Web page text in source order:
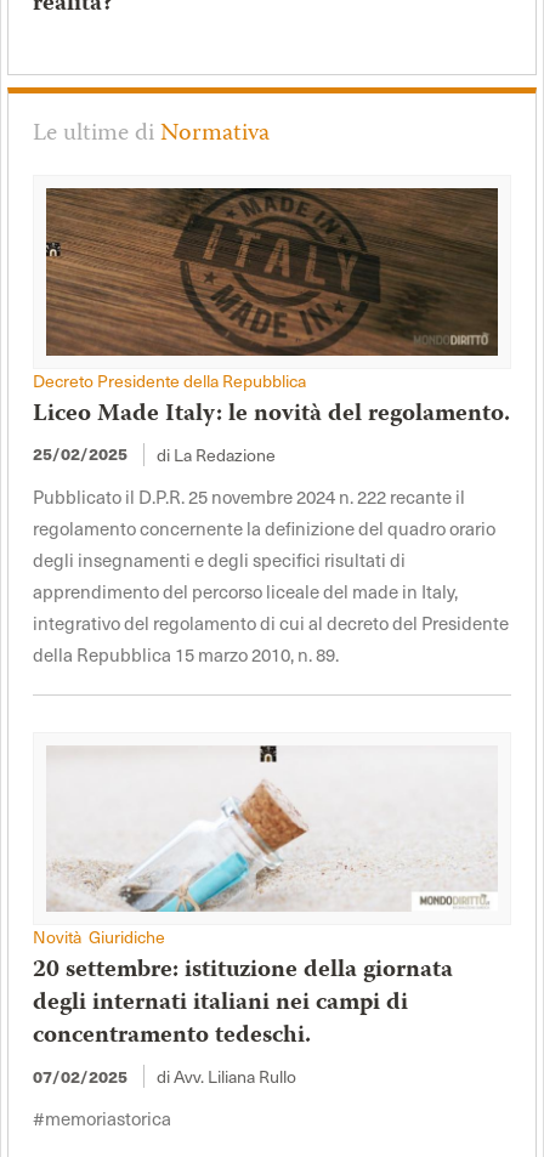
Le ultime diNormativa
Decreto Presidente della Repubblica
Liceo Made Italy: le novità del regolamento.
25/02/2025 di La Redazione
Pubblicato il D.P.R. 25 novembre 2024 n. 222 recante il
regolamento concernente la definizione del quadro orario
degli insegnamenti e degli specifici risultati di
apprendimento del percorso liceale del made in Italy,
integrativo del regolamento di cui al decreto del Presidente
della Repubblica 15 marzo 2010, n. 89.
Novità Giuridiche
20 settembre: istituzione della giornata
degli internati italiani nei campi di
concentramento tedeschi.
07/02/2025 di Avv. Liliana Rullo
#memoriastorica